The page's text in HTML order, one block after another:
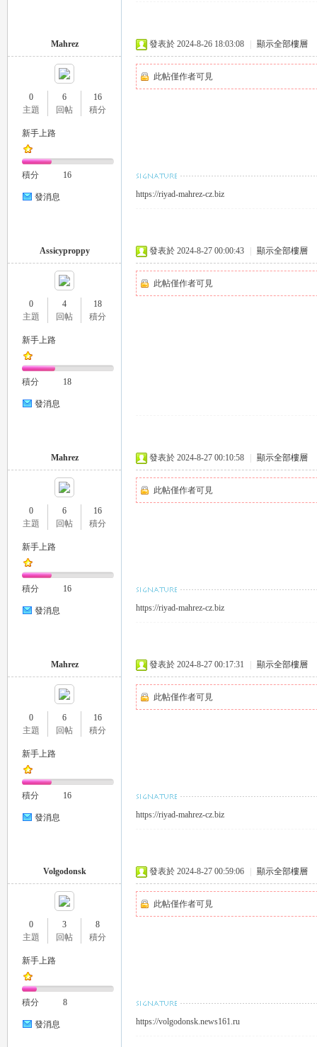
20
Mahrez
0
主題
6
回帖
16
積分
新手上路
積分 16
發消息
發表於 2024-8-26 18:03:08 顯示全部樓層
此帖僅作者可見
https://riyad-mahrez-cz.biz
Assicyproppy
0
主題
4
回帖
18
積分
新手上路
積分 18
發消息
發表於 2024-8-27 00:00:43 顯示全部樓層
此帖僅作者可見
Mahrez
0
主題
6
回帖
16
積分
新手上路
積分 16
發消息
發表於 2024-8-27 00:10:58 顯示全部樓層
此帖僅作者可見
https://riyad-mahrez-cz.biz
Mahrez
0
主題
6
回帖
16
積分
新手上路
積分 16
發消息
發表於 2024-8-27 00:17:31 顯示全部樓層
此帖僅作者可見
https://riyad-mahrez-cz.biz
Volgodonsk
0
主題
3
回帖
8
積分
新手上路
積分 8
發消息
發表於 2024-8-27 00:59:06 顯示全部樓層
此帖僅作者可見
https://volgodonsk.news161.ru